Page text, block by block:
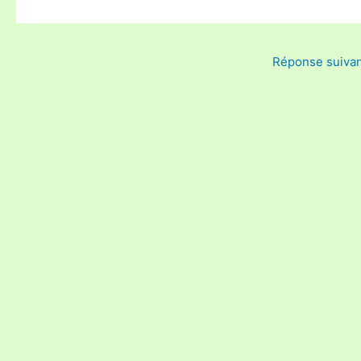
Réponse